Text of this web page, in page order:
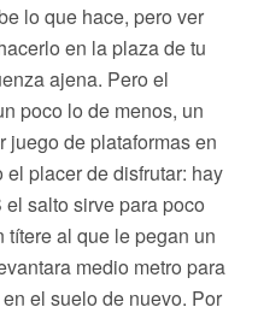
lo que hace, pero ver
en la plaza de tu
ajena. Pero el
poco lo de menos, un
juego de plataformas en
placer de disfrutar: hay
salto sirve para poco
títere al que le pegan un
medio metro para
el suelo de nuevo. Por